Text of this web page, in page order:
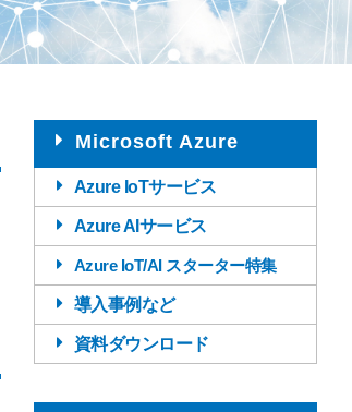
>Components
>Semiconductor
>地デジテレビ
>海外電子部品選定
>OECのCSR
>社会への取り組み
Microsoft Azure
Azure IoTサービス
Azure AIサービス
Azure IoT/AI スターター特集
導入事例など
資料ダウンロード